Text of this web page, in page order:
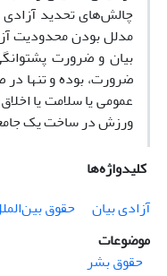
چالش‌های تحدید
مدلل بودن محدودیت
بیان و ضرورت
ضرورت، بوده و تنها
عمومی یا سلامت یا
ورزش در ساخت یک
کلیدواژه‌ها
آزادی بیان
حقوق
موضوعات
حقوق بشر